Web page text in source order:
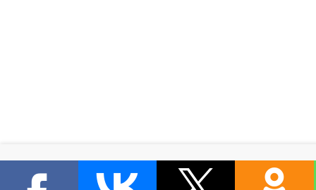
Продолжая использовать наш сайт, вы
ПРИНЯТЬ